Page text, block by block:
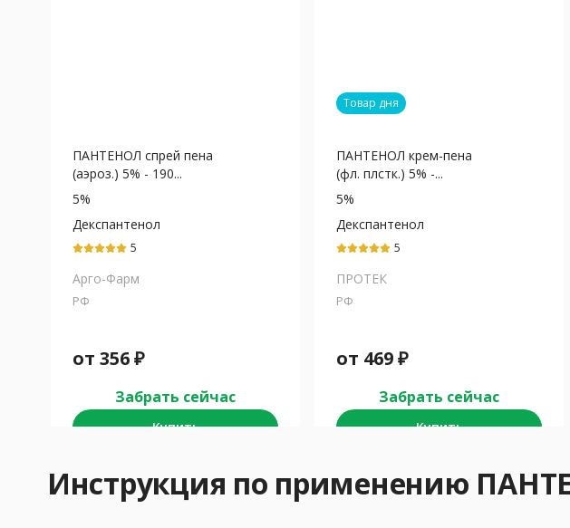
ПАНТЕНОЛ спрей пена
(аэроз.) 5% - 190...
5%
Декспантенол
5
Арго-Фарм
РФ
от 356₽
Забрать сейчас
Купить
Товар дня
ПАНТЕНОЛ крем-пена
(фл. плстк.) 5% -...
5%
Декспантенол
5
ПРОТЕК
РФ
от 469₽
Забрать сейчас
Купить
Инструкция по применению